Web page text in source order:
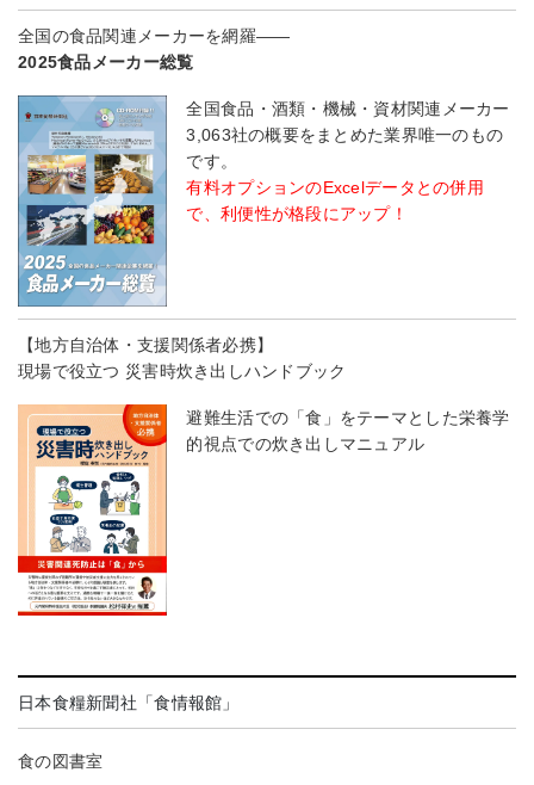
全国の食品関連メーカーを網羅――
2025食品メーカー総覧
全国食品・酒類・機械・資材関連メーカー
3,063社の概要をまとめた業界唯一のもの
です。
有料オプションのExcelデータとの併用
で、利便性が格段にアップ！
【地方自治体・支援関係者必携】
現場で役立つ 災害時炊き出しハンドブック
避難生活での「食」をテーマとした栄養学
的視点での炊き出しマニュアル
日本食糧新聞社「食情報館」
食の図書室